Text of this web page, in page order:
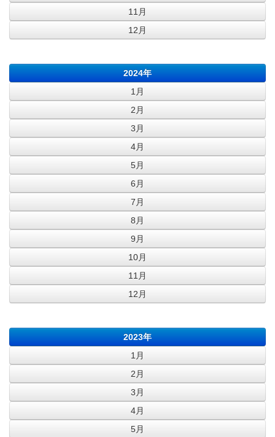
11月
12月
2024年
1月
2月
3月
4月
5月
6月
7月
8月
9月
10月
11月
12月
2023年
1月
2月
3月
4月
5月